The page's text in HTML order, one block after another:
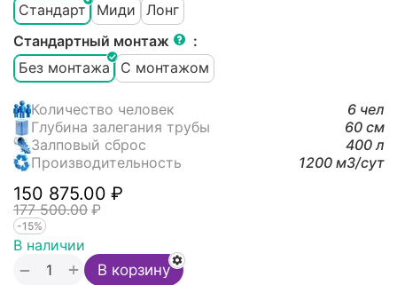
Стандарт
Миди
Лонг
Стандартный монтаж
:
Без монтажа
С монтажом
Количество человек
6 чел
Глубина залегания трубы
60 см
Залповый сброс
400 л
Производительность
1200 м3/cут
150 875.00 ₽
177 500.00 ₽
-15%
В наличии
+
− В корзину